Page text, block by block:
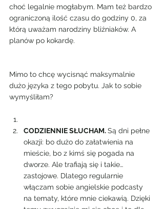
choć legalnie mogłabym. Mam też bardzo
ograniczoną ilość czasu do godziny 0, za
którą uważam narodziny bliźniaków. A
planów po kokardę.
Mimo to chcę wycisnąć maksymalnie
dużo języka z tego pobytu. Jak to sobie
wymyśliłam?
CODZIENNIE SŁUCHAM. Są dni pełne
okazji: bo dużo do załatwienia na
mieście, bo z kimś się pogada na
dworze. Ale trafiają się i takie…
zastojowe. Dlatego regularnie
włączam sobie angielskie podcasty
na tematy, które mnie ciekawią. Dzięki